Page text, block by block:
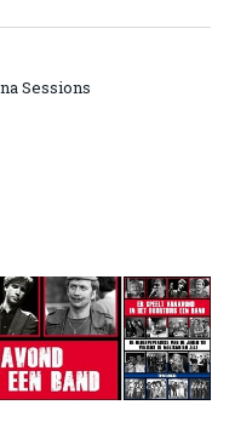
Sessions